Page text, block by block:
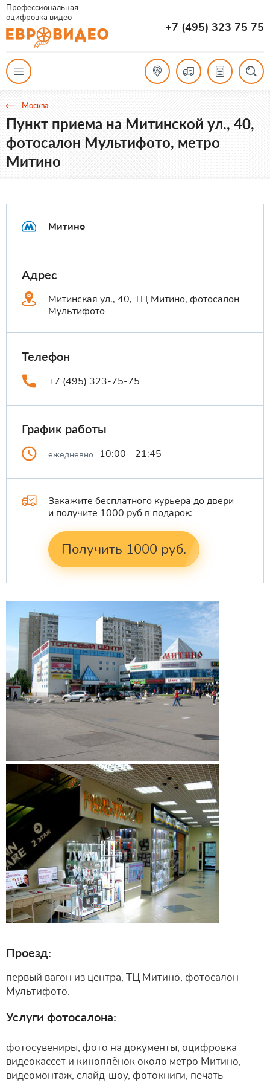
Профессиональная
оцифровка видео
+7 (495) 323 75 75
Москва
Пункт приема на Митинской ул., 40,
фотосалон Мультифото, метро
Митино
Проезд:
первый вагон из центра, ТЦ Митино, фотосалон
Мультифото.
Услуги фотосалона:
фотосувениры, фото на документы, оцифровка
видеокассет и киноплёнок около метро Митино,
видеомонтаж, слайд-шоу, фотокниги, печать
Митино
Адрес
Митинская ул., 40, ТЦ Митино, фотосалон
Мультифото
Телефон
+7 (495) 323-75-75
График работы
ежедневно 10:00 - 21:45
Закажите бесплатного курьера до двери
и получите 1000 руб в подарок:
Получить 1000 руб.